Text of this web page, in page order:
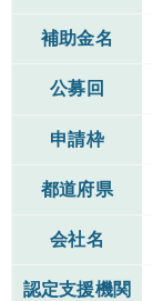
補助金名
公募回
申請枠
都道府県
会社名
認定支援機関